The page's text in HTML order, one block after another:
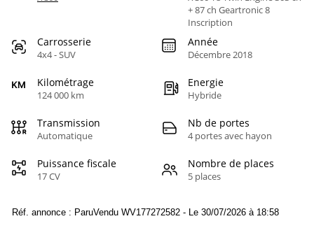
+ 87 ch Geartronic 8
Inscription
Carrosserie
4x4 - SUV
Année
Décembre 2018
Kilométrage
124 000 km
Energie
Hybride
Transmission
Automatique
Nb de portes
4 portes avec hayon
Puissance fiscale
17 CV
Nombre de places
5 places
Réf. annonce : ParuVendu WV177272582 - Le 30/07/2026 à 18:58